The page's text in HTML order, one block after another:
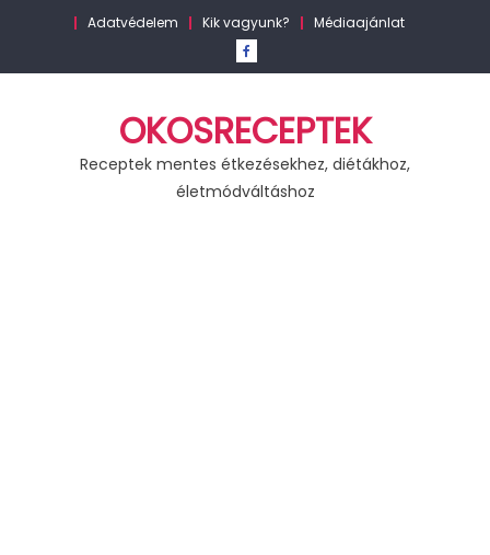
Adatvédelem Kik vagyunk? Médiaajánlat
OKOSRECEPTEK
Receptek mentes étkezésekhez, diétákhoz,
életmódváltáshoz